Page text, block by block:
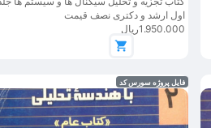
اول ارشد و دکتری نصف قیمت
1.950.000ریال
فایل پروژه سورس کد